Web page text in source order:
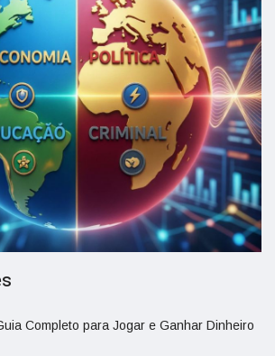
Completo para Jogar e Ganhar Dinheiro